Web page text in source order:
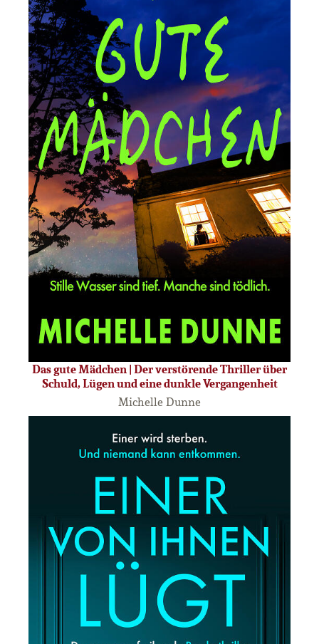
Das gute Mädchen | Der verstörende Thriller über
Schuld, Lügen und eine dunkle Vergangenheit
Michelle Dunne